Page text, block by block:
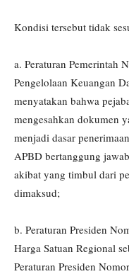
Kondisi tersebut tidak
a. Peraturan Pemerintah
Pengelolaan Keuangan
menyatakan bahwa
mengesahkan dokumen
menjadi dasar
APBD bertanggung
akibat yang timbul dari
dimaksud;
b. Peraturan Presiden
Harga Satuan Regional
Peraturan Presiden